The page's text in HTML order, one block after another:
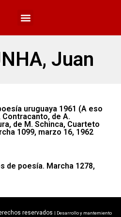
Juan
uruguaya 1961 (A eso
Contracanto, de A.
de M. Schinca, Cuarteto
1099, marzo 16, 1962
de poesía. Marcha 1278,
reservados | Desarrollo y mantemiento